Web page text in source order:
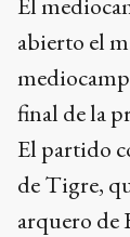
abierto el
final de la
El partido
de Tigre,
arquero de